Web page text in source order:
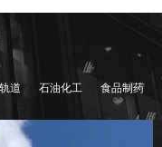
道 石油化工 食品制药